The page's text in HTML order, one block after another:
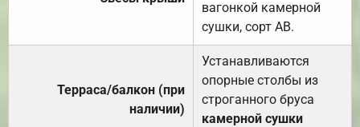
вагонкой камерной
сушки, сорт АВ.
Терраса/балкон (при
наличии)
Устанавливаются
опорные столбы из
строганного бруса
камерной сушки